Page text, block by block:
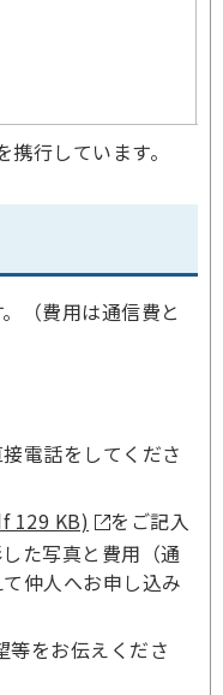
行しています。
（費用は通信費と
電話をしてくださ
129 KB)
をご記入
た写真と費用（通
仲人へお申し込み
等をお伝えくださ